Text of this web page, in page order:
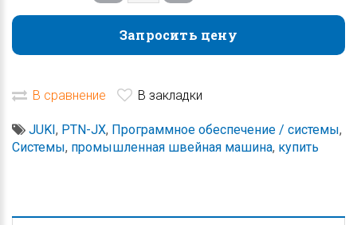
Запросить цену
Запросить цену
В сравнение В закладки
JUKI, PTN-JX, Программное обеспечение / системы,
Системы, промышленная швейная машина, купить